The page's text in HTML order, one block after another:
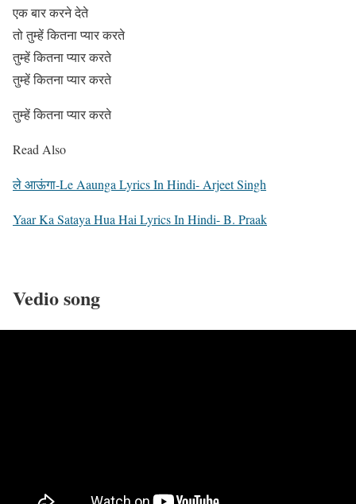
एक बार करने देते
तो तुम्हें कितना प्यार करते
तुम्हें कितना प्यार करते
तुम्हें कितना प्यार करते
तुम्हें कितना प्यार करते
Read Also
ले आऊंगा-Le Aaunga Lyrics In Hindi- Arjeet Singh
Yaar Ka Sataya Hua Hai Lyrics In Hindi- B. Praak
Vedio song